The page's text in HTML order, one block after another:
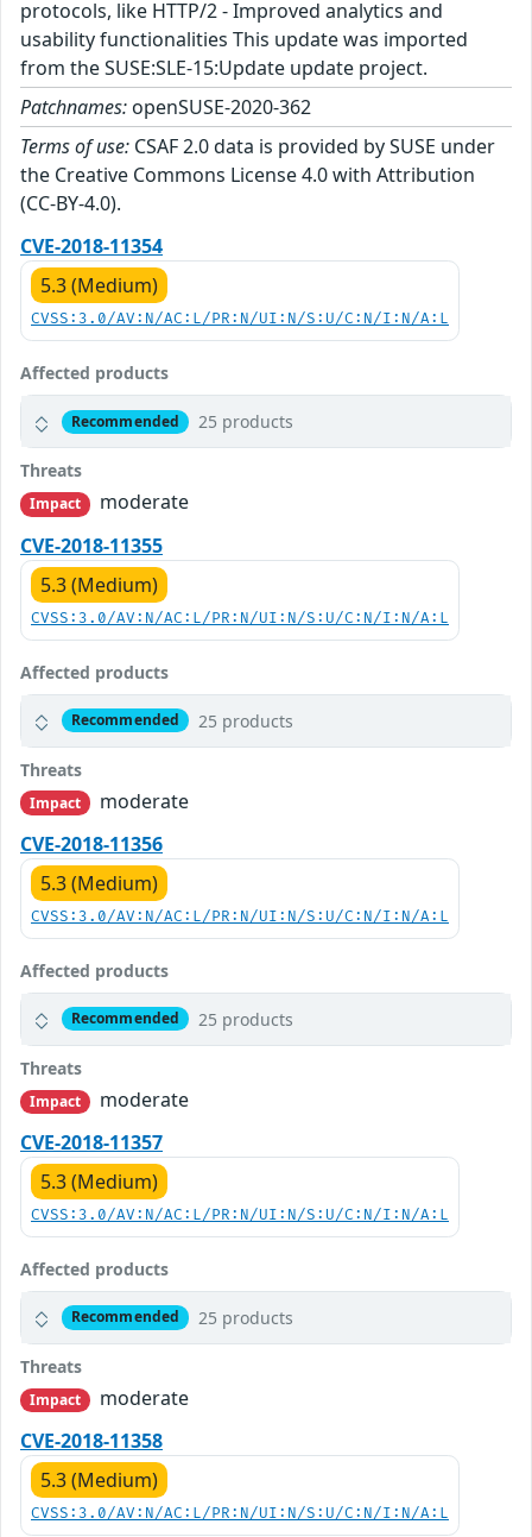
protocols, like HTTP/2 - Improved analytics and
usability functionalities This update was imported
from the SUSE:SLE-15:Update update project.
Patchnames: openSUSE-2020-362
Terms of use: CSAF 2.0 data is provided by SUSE under
the Creative Commons License 4.0 with Attribution
(CC-BY-4.0).
CVE-2018-11354
5.3 (Medium)
CVSS:3.0/AV:N/AC:L/PR:N/UI:N/S:U/C:N/I:N/A:L
Affected products
Recommended 25 products
Threats
Impact
moderate
CVE-2018-11355
5.3 (Medium)
CVSS:3.0/AV:N/AC:L/PR:N/UI:N/S:U/C:N/I:N/A:L
Affected products
Recommended 25 products
Threats
Impact
moderate
CVE-2018-11356
5.3 (Medium)
CVSS:3.0/AV:N/AC:L/PR:N/UI:N/S:U/C:N/I:N/A:L
Affected products
Recommended 25 products
Threats
Impact
moderate
CVE-2018-11357
5.3 (Medium)
CVSS:3.0/AV:N/AC:L/PR:N/UI:N/S:U/C:N/I:N/A:L
Affected products
Recommended 25 products
Threats
Impact
moderate
CVE-2018-11358
5.3 (Medium)
CVSS:3.0/AV:N/AC:L/PR:N/UI:N/S:U/C:N/I:N/A:L